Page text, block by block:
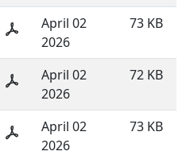
April 02
2026
73 KB
April 02
2026
72 KB
April 02
2026
73 KB